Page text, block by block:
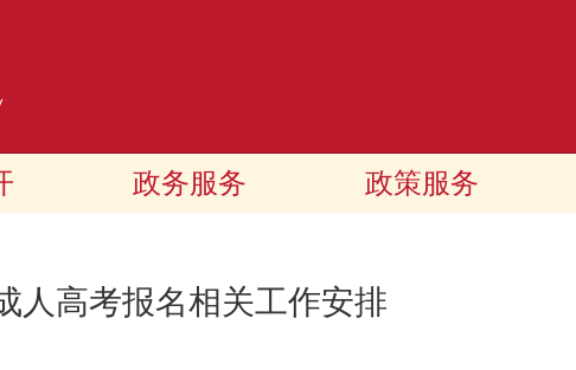
政务服务 政策服务
人高考报名相关工作安排